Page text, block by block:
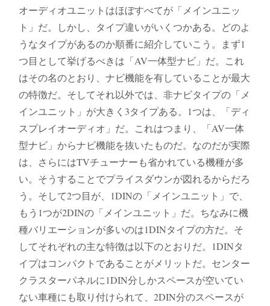
オーディオユニットはほぼすべてが「メインユニッ
ト」だ。しかし、タイプ違いがいくつかある。どのよ
うなタイプがあるのか順番に紹介していこう。まず1
つ目として挙げるべきは「AV一体型ナビ」だ。これ
はその名のとおり、ナビ機能を有していることが最大
の特徴だ。そしてそれ以外では、非ナビタイプの「メ
インユニット」が大きく3タイプある。1つは、「ディ
スプレイオーディオ」だ。これはつまり、「AV一体
型ナビ」からナビ機能を抜いたものだ。なのだが実際
は、さらにはTVチューナーも省かれている機種が多
い。そうすることでプライスダウンが図れるからだろ
う。そして2つ目が、1DINの「メインユニット」で、
もう1つが2DINの「メインユニット」だ。ちなみに機
種バリエーションが多いのは1DINタイプの方だ。そ
してそれぞれの主な特徴は以下のとおりだ。1DINタ
イプはコンパクトであることがメリットだ。センター
クラスターパネルに1DIN分しかスペースが空いてい
ない車種にも取り付けられて、2DIN分のスペースが